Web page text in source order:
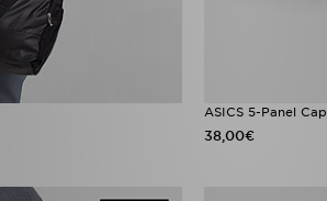
ASICS 5-Panel Cap
38,00€